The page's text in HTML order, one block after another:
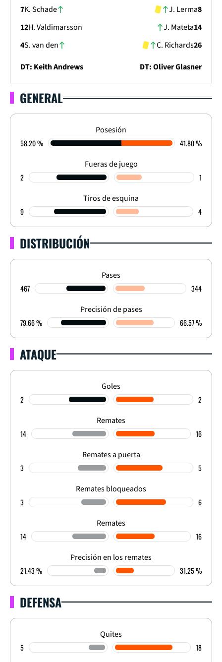
7K. Schade
12H. Valdimarsson
4S. van den
8
J. Lerma
14
J. Mateta
26
C. Richards
DT: Keith Andrews
DT: Oliver Glasner
TEMPORADA REGULAR - FECHA 37
2-2
FINALIZADO
GENERAL
Posesión
58.20 % 41.80 %
Fueras de juego
2 1
Tiros de esquina
9 4
DISTRIBUCIÓN
Pases
467 344
Precisión de pases
79.66 % 66.57 %
ATAQUE
Goles
2 2
Remates
14 16
Remates a puerta
3 5
Remates bloqueados
3 6
Remates
14 16
Precisión en los remates
21.43 % 31.25 %
DEFENSA
Quites
5 18